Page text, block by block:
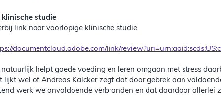
klinische studie
link naar voorlopige klinische studie
documentcloud.adobe.com/link/
natuurlijk helpt goede voeding en leren omgaan met stress
lijkt wel of Andreas Kalcker zegt dat door gebrek aan
werk we onvoldoende verbranden en dat daardoor allerlei